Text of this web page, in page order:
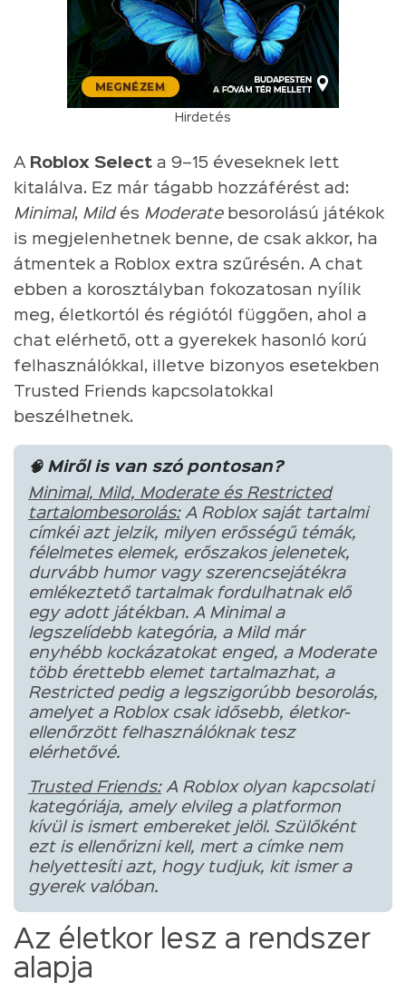
Hirdetés
A Roblox Select a 9–15 éveseknek lett
kitalálva. Ez már tágabb hozzáférést ad:
Minimal, Mildés Moderatebesorolású játékok
is megjelenhetnek benne, de csak akkor, ha
átmentek a Roblox extra szűrésén. A chat
ebben a korosztályban fokozatosan nyílik
meg, életkortól és régiótól függően, ahol a
chat elérhető, ott a gyerekek hasonló korú
felhasználókkal, illetve bizonyos esetekben
Trusted Friends kapcsolatokkal
beszélhetnek.
🧠 Miről is van szó pontosan?
Minimal, Mild, Moderate és Restricted
tartalombesorolás:A Roblox saját tartalmi
címkéi azt jelzik, milyen erősségű témák,
félelmetes elemek, erőszakos jelenetek,
durvább humor vagy szerencsejátékra
emlékeztető tartalmak fordulhatnak elő
egy adott játékban. A Minimal a
legszelídebb kategória, a Mild már
enyhébb kockázatokat enged, a Moderate
több érettebb elemet tartalmazhat, a
Restricted pedig a legszigorúbb besorolás,
amelyet a Roblox csak idősebb, életkor-
ellenőrzött felhasználóknak tesz
elérhetővé.
Trusted Friends:A Roblox olyan kapcsolati
kategóriája, amely elvileg a platformon
kívül is ismert embereket jelöl. Szülőként
ezt is ellenőrizni kell, mert a címke nem
helyettesíti azt, hogy tudjuk, kit ismer a
gyerek valóban.
Az életkor lesz a rendszer
alapja